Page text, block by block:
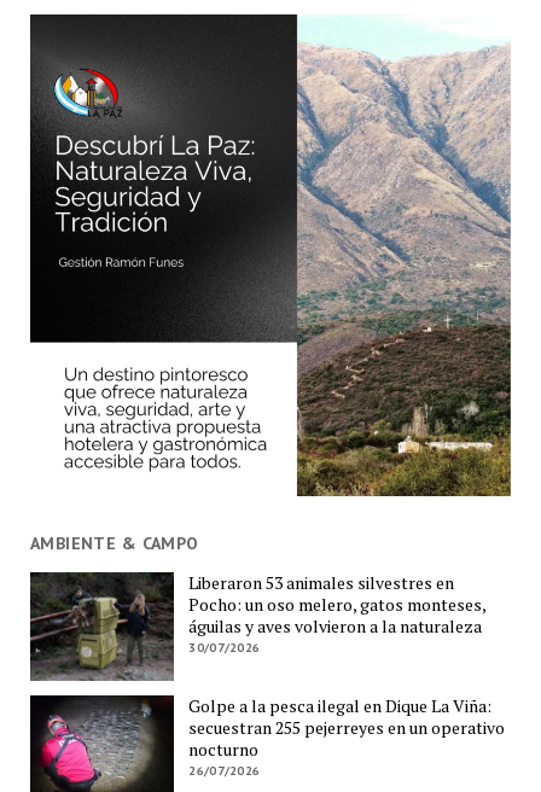
AMBIENTE & CAMPO
Liberaron 53 animales silvestres en
Pocho: un oso melero, gatos monteses,
águilas y aves volvieron a la naturaleza
30/07/2026
Golpe a la pesca ilegal en Dique La Viña:
secuestran 255 pejerreyes en un operativo
nocturno
26/07/2026